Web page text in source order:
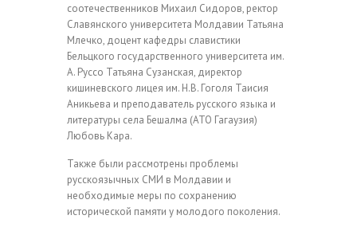
соотечественников Михаил Сидоров, ректор
Славянского университета Молдавии Татьяна
Млечко, доцент кафедры славистики
Бельцкого государственного университета им.
А. Руссо Татьяна Сузанская, директор
кишиневского лицея им. Н.В. Гоголя Таисия
Аникьева и преподаватель русского языка и
литературы села Бешалма (АТО Гагаузия)
Любовь Кара.
Также были рассмотрены проблемы
русскоязычных СМИ в Молдавии и
необходимые меры по сохранению
исторической памяти у молодого поколения.